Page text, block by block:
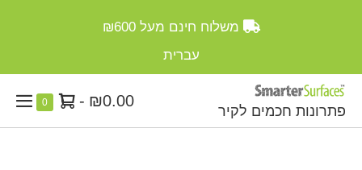
משלוח חינם מעל₪600
עברית
פתרונות חכמים לקיר
סל
קניות
₪0.00
-
0
Items
Cart